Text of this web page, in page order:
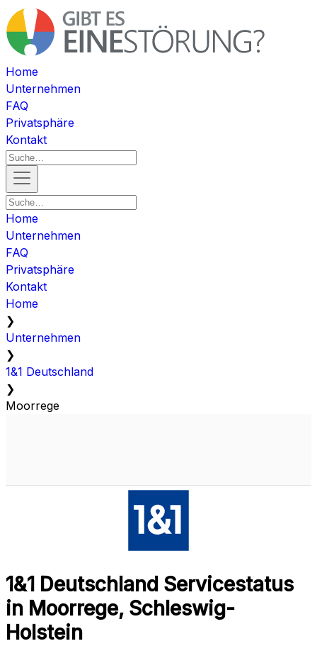
Home
Unternehmen
FAQ
Privatsphäre
Kontakt
Home
Unternehmen
FAQ
Privatsphäre
Kontakt
Home
❯
Unternehmen
❯
1&1 Deutschland
❯
Moorrege
1&1 Deutschland Servicestatus
in Moorrege, Schleswig-
Holstein